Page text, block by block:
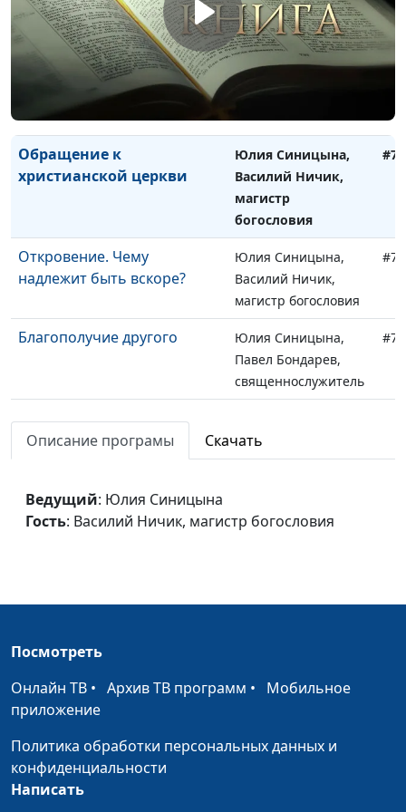
святой горе Божьей?
Василий Ничик,
магистр богословия
Величие и Слава Божья
Юлия Синицына,
Василий Ничик,
магистр богословия
Обращение к
христианской церкви
Юлия Синицына,
Василий Ничик,
магистр
богословия
Откровение. Чему
надлежит быть вскоре?
Юлия Синицына,
Василий Ничик,
магистр богословия
Благополучие другого
Юлия Синицына,
Павел Бондарев,
священнослужитель
Победить Голиафа
Павел Бондарев,
священнослужитель
Испытания и искушения
Павел Бондарев,
Богу
Павел Бондарев,
Божье присутствие
Павел Бондарев,
Исцеление прокаженных
Юлия Синицына,
Описание програмы Скачать
Ведущий: Юлия Синицына
Гость: Василий Ничик, магистр богословия
Посмотреть
Онлайн ТВ • Архив ТВ программ • Мобильное
приложение
Политика обработки персональных данных и
конфиденциальности
Написать